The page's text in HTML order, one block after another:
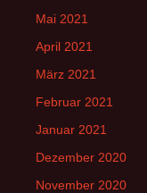
Mai 2021
April 2021
März 2021
Februar 2021
Januar 2021
Dezember 2020
November 2020